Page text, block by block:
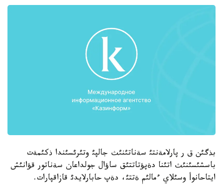
بذگئن ق ر پارلامةنتئ سةناتئنئث جالپئ وتئرئسئندا ذكئمةت
باسشئسئنئث اتئنا دةپؤتاتتئق ساؤال جولداعان سةناتور قؤانئش
ايتاحانوأ وسئلاي ءمالئم ةتتئ، دةپ حابارلايدئ قازاقپارات.